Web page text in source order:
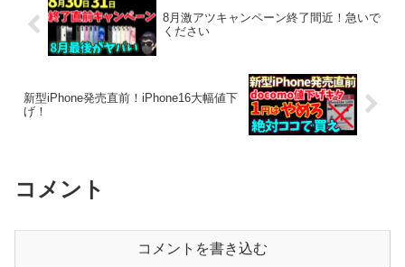
8月激アツキャンペーン終了間近！急いで
ください
新型iPhone発売直前！iPhone16大幅値下
げ！
コメント
コメントを書き込む